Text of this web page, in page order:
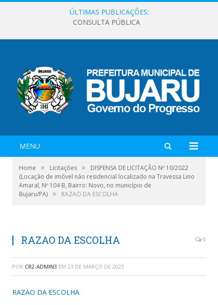
ÚLTIMAS PUBLICAÇÕES:
CONSULTA PÚBLICA
MENU
Home » Licitações »
DISPENSA DE LICITAÇÃO Nº 10/2022
(Locação de imóvel não residencial localizado na Travessa Lino
Amaral, Nº 104 B, Bairro: Novo, no município de
Bujaru/PA) » RAZAO DA ESCOLHA
RAZAO DA ESCOLHA 0
POR CR2-ADMIN3 EM 23 DE MARÇO DE 2023
RAZAO DA ESCOLHA